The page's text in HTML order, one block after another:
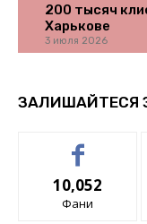
200 тысяч
Харькове
3 июля 2026
ЗАЛИШАЙТЕСЯ
10,052
Фани